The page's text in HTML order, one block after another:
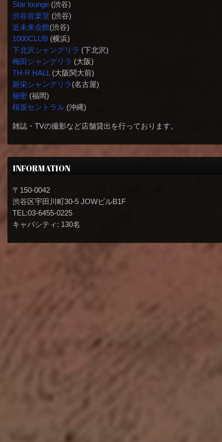
Star lounge(渋谷)
渋谷音楽堂(渋谷)
近未来会館(渋谷)
1000CLUB(横浜)
下北沢シャングリラ (下北沢)
梅田シャングリラ (大阪)
TH-R HALL(大阪関大前)
新栄シャングリラ(名古屋)
秘密(福岡)
桜坂セントラル(沖縄)
雑誌・TVの撮影など店舗貸出を行っております。
INFORMATION
〒150-0042
渋谷区宇田川町30-5 JOWビルB1F
TEL:03-6455-0225
キャパシティ: 130名